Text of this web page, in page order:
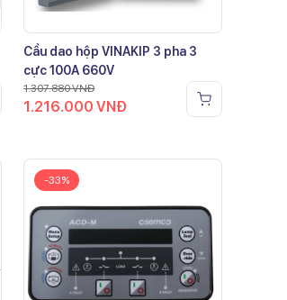
Cầu dao hộp VINAKIP 3 pha 3
cực 100A 660V
1.307.880VNĐ
1.216.000VNĐ
-33%